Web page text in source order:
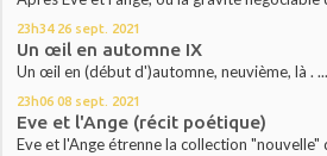
23h34 26 sept. 2021
Un œil en automne IX
Un œil en (début d')automne, neuvième, là . ...
23h06 08 sept. 2021
Eve et l'Ange (récit poétique)
Eve et l'Ange étrenne la collection "nouvelle"